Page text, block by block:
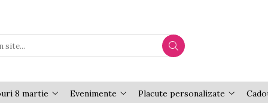
8 martie Evenimente Placute personalizate